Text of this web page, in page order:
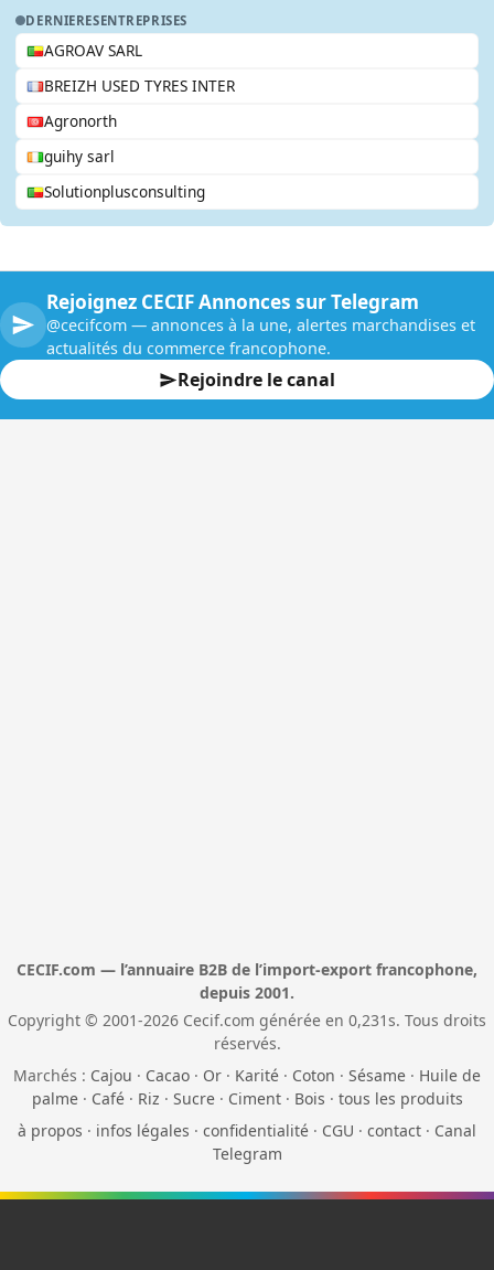
DERNIERESENTREPRISES
AGROAV SARL
BREIZH USED TYRES INTER
Agronorth
guihy sarl
Solutionplusconsulting
Rejoignez CECIF Annonces sur Telegram
@cecifcom — annonces à la une, alertes marchandises et
actualités du commerce francophone.
Rejoindre le canal
CECIF.com — l’annuaire B2B de l’import-export francophone,
depuis 2001.
Copyright © 2001-2026 Cecif.com générée en 0,231s. Tous droits
réservés.
Marchés : Cajou · Cacao · Or · Karité · Coton · Sésame · Huile de
palme· Café· Riz · Sucre· Ciment· Bois · tous les produits
à propos · infos légales · confidentialité · CGU · contact · Canal
Telegram